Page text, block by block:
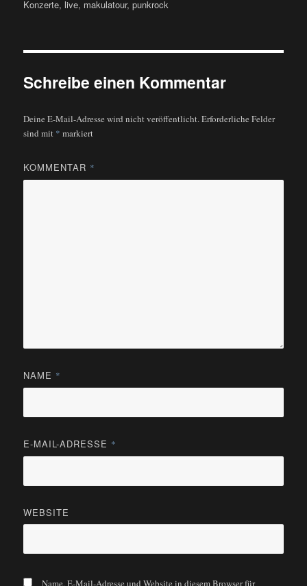
am
Konzerte, live, makulatour,punkrock
Schreibe einen Kommentar
Deine E-Mail-Adresse wird nicht veröffentlicht.Erforderliche Felder
sind mit * markiert
KOMMENTAR *
NAME *
E-MAIL-ADRESSE *
WEBSITE
Name, E-Mail-Adresse und Website in diesem Browser für